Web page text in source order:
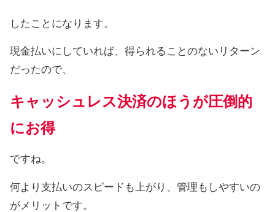
したことになります。
現金払いにしていれば、得られることのないリターン
だったので、
キャッシュレス決済のほうが圧倒的
にお得
ですね。
何より支払いのスピードも上がり、管理もしやすいの
がメリットです。